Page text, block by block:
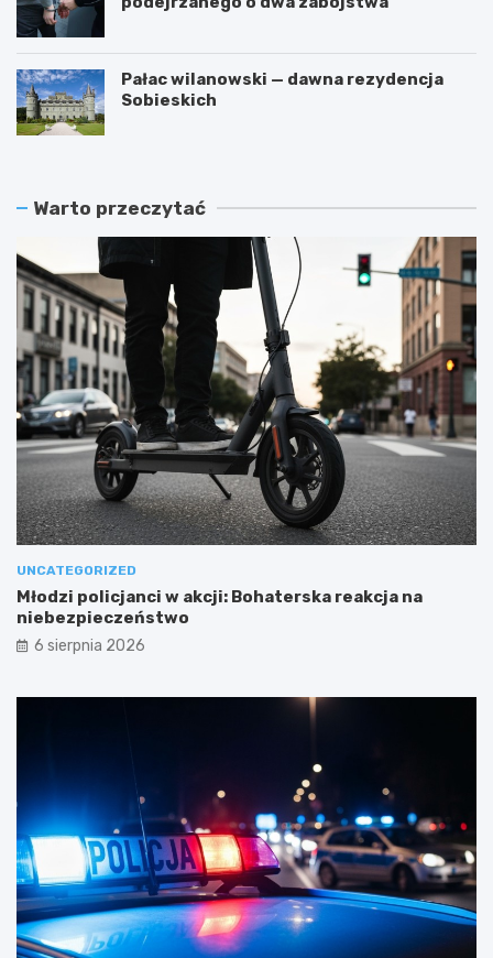
Pałac wilanowski — dawna rezydencja
Sobieskich
Warto przeczytać
UNCATEGORIZED
Młodzi policjanci w akcji: Bohaterska reakcja na
niebezpieczeństwo
6 sierpnia 2026